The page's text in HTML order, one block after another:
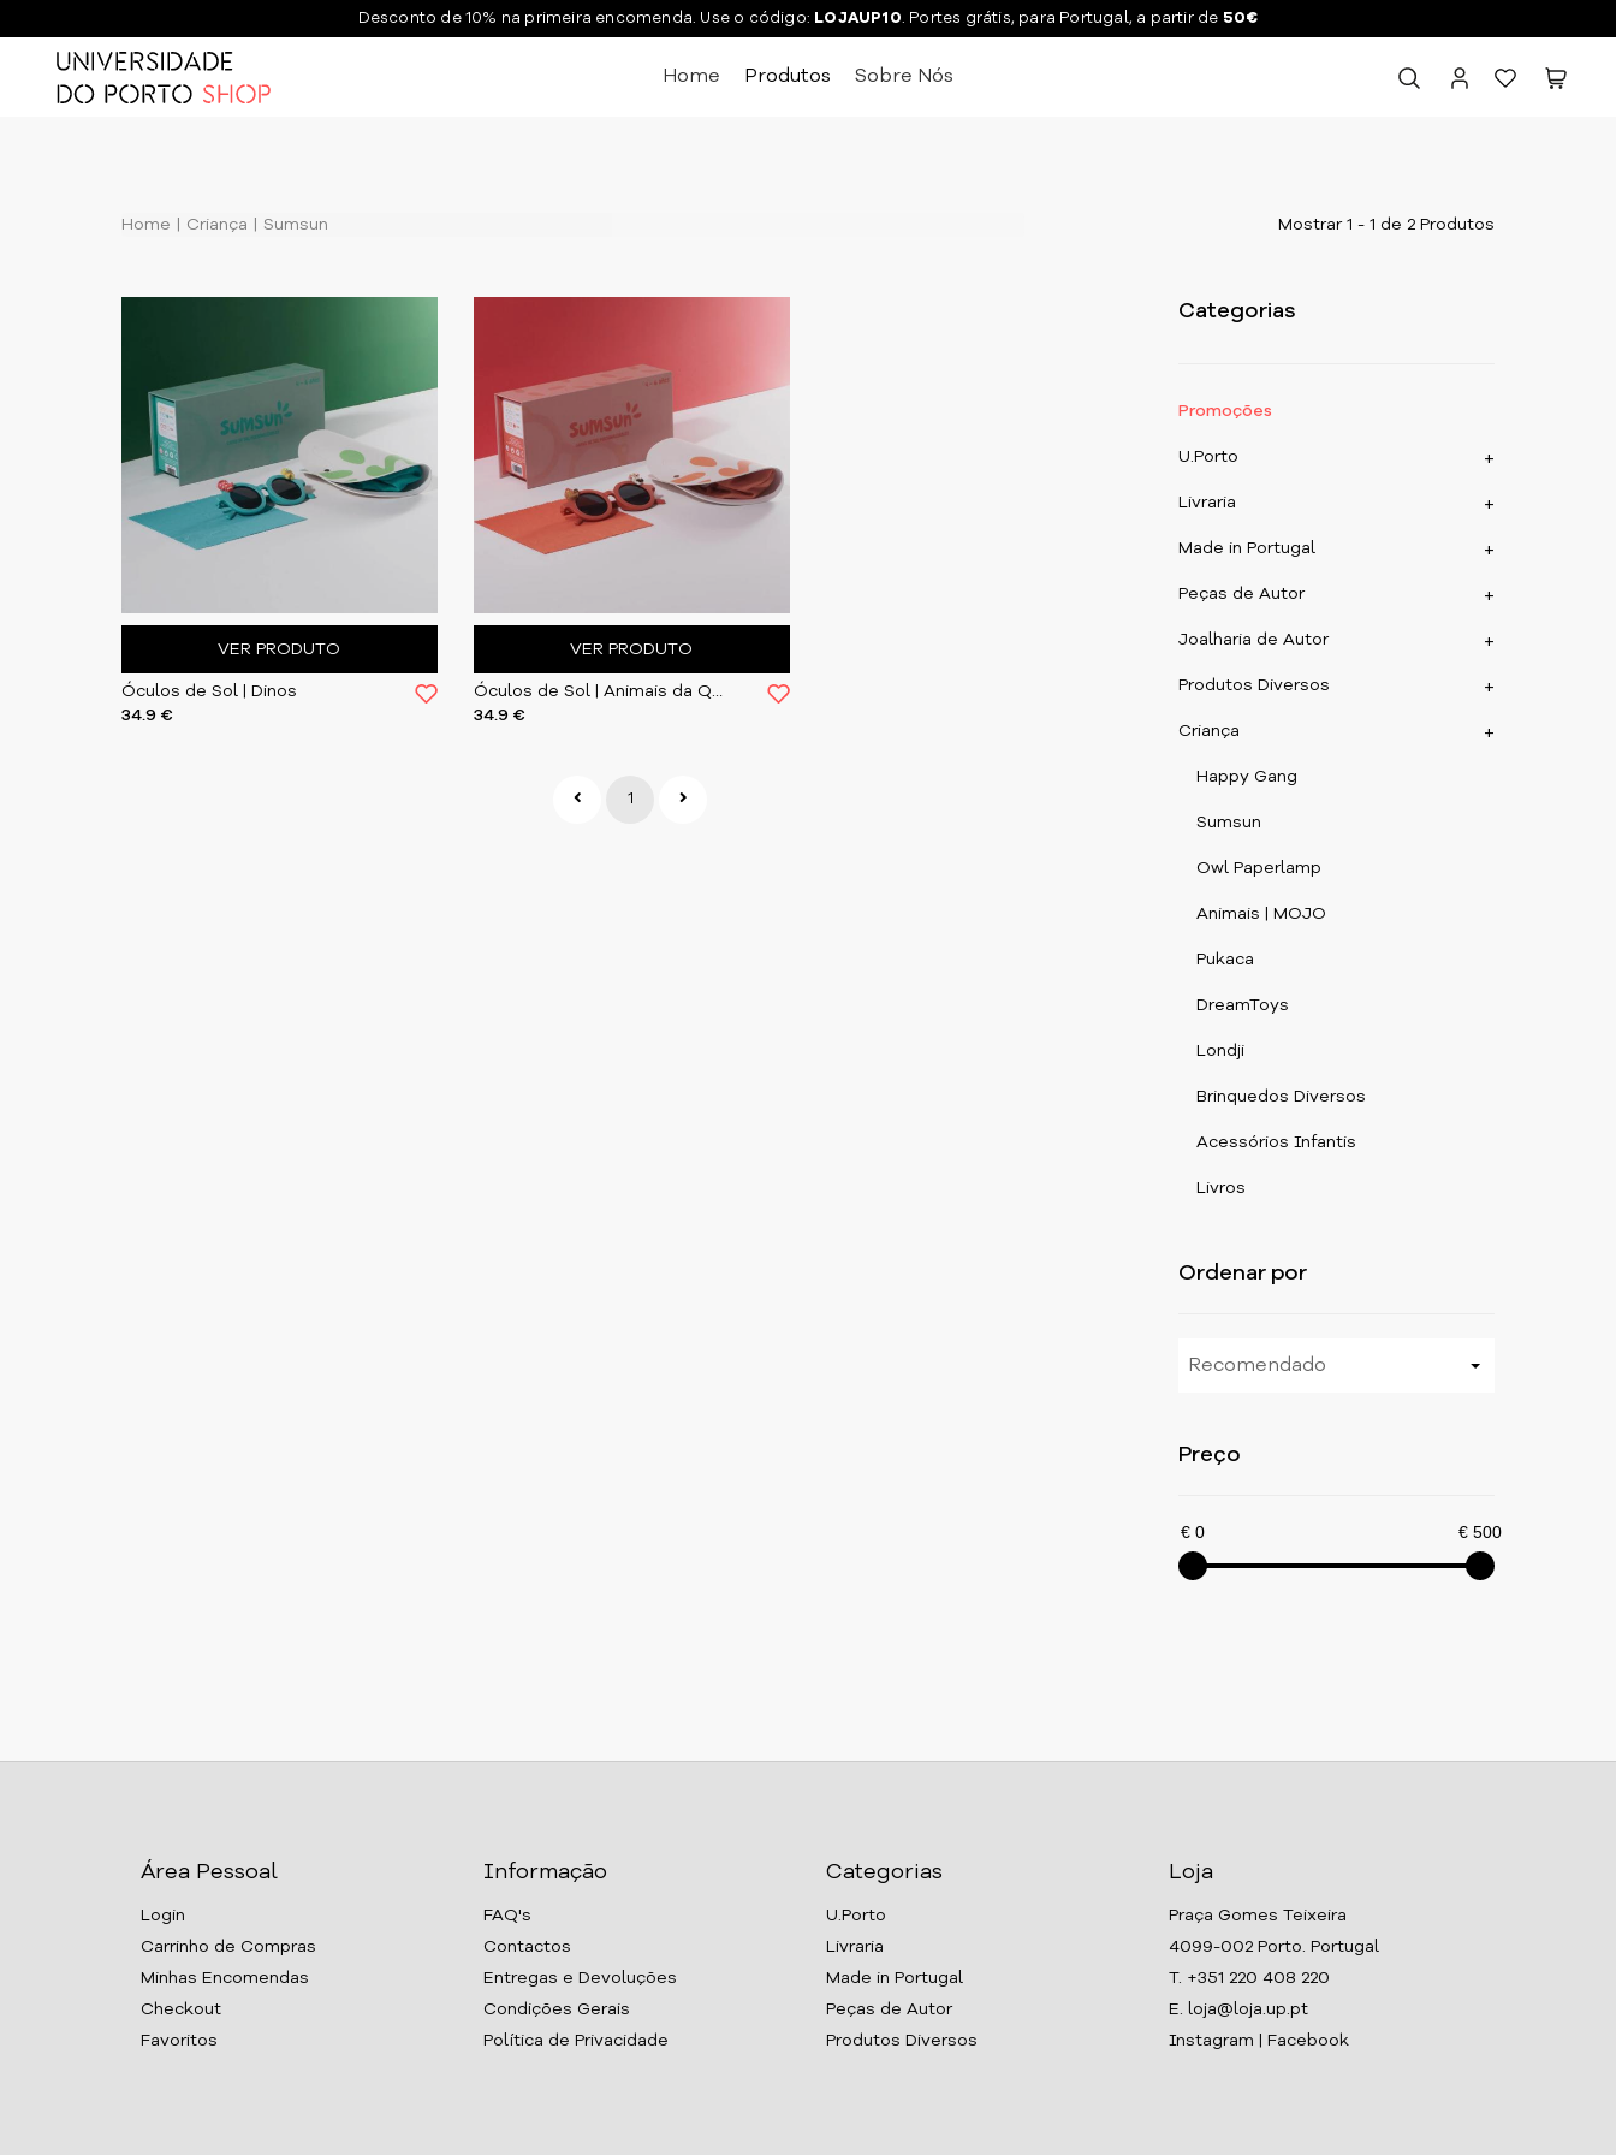
Desconto de 10% na primeira encomenda. Use o código: LOJAUP10 . Portes grátis, para Portugal, a partir de 50€
Home Produtos Sobre Nós
Home Criança Sumsun Mostrar 1 - 1 de 2 Produtos
VER PRODUTO
Óculos de Sol | Dinos
34.9 €
VER PRODUTO
Óculos de Sol | Animais da Quinta
34.9 €
1
Categorias
Promoções
+
U.Porto
+
Livraria
+
Made in Portugal
+
Peças de Autor
+
Joalharia de Autor
+
Produtos Diversos
+
Criança
Happy Gang
Sumsun
Owl Paperlamp
Animais | MOJO
Pukaca
DreamToys
Londji
Brinquedos Diversos
Acessórios Infantis
Livros
Ordenar por
Recomendado
Preço
€ 0 € 500
Área Pessoal
Login
Carrinho de Compras
Minhas Encomendas
Checkout
Favoritos
Informação
FAQ's
Contactos
Entregas e Devoluções
Condições Gerais
Política de Privacidade
Categorias
U.Porto
Livraria
Made in Portugal
Peças de Autor
Produtos Diversos
Loja
Praça Gomes Teixeira
4099-002 Porto. Portugal
T. +351 220 408 220
E. loja@loja.up.pt
Instagram
Facebook